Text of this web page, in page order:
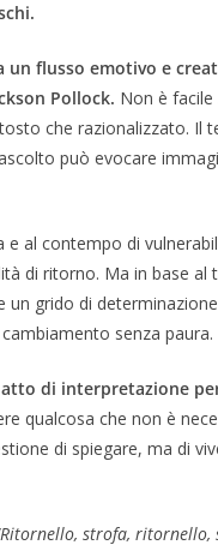
un flusso emotivo e
Pollock. Non è facile
che razionalizzato. Il
può evocare
al contempo di
di ritorno. Ma in base
grido di
senza paura.
di interpretazione
qualcosa che non è
di spiegare, ma di
strofa,